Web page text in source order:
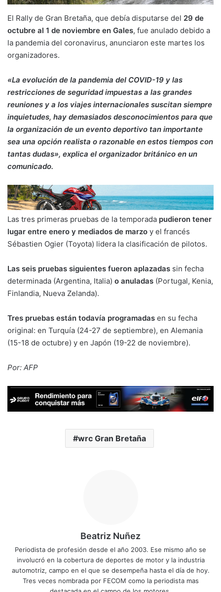
El Rally de Gran Bretaña, que debía disputarse del 29 de
octubre al 1 de noviembre en Gales, fue anulado debido a
la pandemia del coronavirus, anunciaron este martes los
organizadores.
«La evolución de la pandemia del COVID-19 y las
restricciones de seguridad impuestas a las grandes
reuniones y a los viajes internacionales suscitan siempre
inquietudes, hay demasiados desconocimientos para que
la organización de un evento deportivo tan importante
sea una opción realista o razonable en estos tiempos con
tantas dudas», explica el organizador británico en un
comunicado.
Las tres primeras pruebas de la temporada pudieron tener
lugar entre enero y mediados de marzo y el francés
Sébastien Ogier (Toyota) lidera la clasificación de pilotos.
Las seis pruebas siguientes fueron aplazadas sin fecha
determinada (Argentina, Italia) o anuladas (Portugal, Kenia,
Finlandia, Nueva Zelanda).
Tres pruebas están todavía programadas en su fecha
original: en Turquía (24-27 de septiembre), en Alemania
(15-18 de octubre) y en Japón (19-22 de noviembre).
Por: AFP
wrc Gran Bretaña
Beatriz Nuñez
Periodista de profesión desde el año 2003. Ese mismo año se
involucró en la cobertura de deportes de motor y la industria
automotriz, campo en el que se desempeña hasta el día de hoy.
Tres veces nombrada por FECOM como la periodista mas